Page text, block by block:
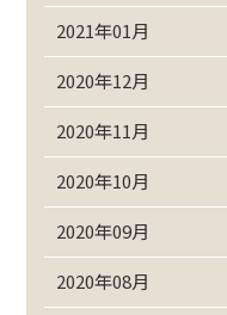
2021年01月
2020年12月
2020年11月
2020年10月
2020年09月
2020年08月